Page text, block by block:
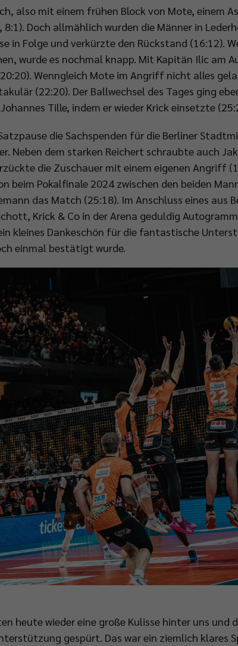
also mit einem frühen Block von Mote, einem
Doch allmählich wurden die Männer in
in Folge und verkürzte den Rückstand (16:12).
wurde es nochmal knapp. Mit Kapitän Ilic am
Wenngleich Mote im Angriff nicht alles
(22:20). Der Ballwechsel des Tages ging
Tille, indem er wieder Krick einsetzte
die Sachspenden für die Berliner
Neben dem starken Reichert schraubte auch
die Zuschauer mit einem eigenen Angriff
beim Pokalfinale 2024 zwischen den beiden
das Match (25:18). Im Anschluss eines aus
Krick & Co in der Arena geduldig
kleines Dankeschön für die fantastische
einmal bestätigt wurde.
heute wieder eine große Kulisse hinter uns und
gespürt. Das war ein ziemlich klares